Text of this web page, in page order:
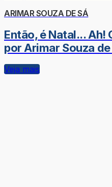
ARIMAR SOUZA DE SÁ
Então, é Natal... Ah!
por Arimar Souza de
Veja mais